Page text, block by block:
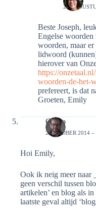
23
Beste Joseph,
Engelse
woorden, maar er
lidwoord
hierover van
https://
woorden-de-het-
prefereert, is dat
Groeten, Emily
Guido
2 OKTOBER 2014 –
Hoi Emily,
Ook ik neig meer naar
geen verschil tussen
artikelen’ en blog als
laatste geval altijd